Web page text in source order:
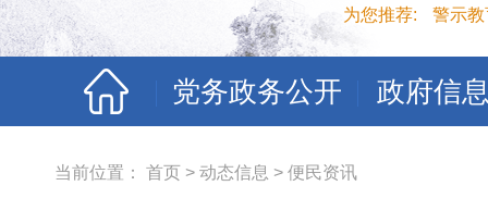
为您推荐: 警示教
党务政务公开 政府信
当前位置： 首页 > 动态信息 > 便民资讯